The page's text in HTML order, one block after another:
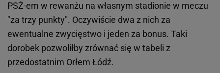
PSŻ-em w rewanżu na własnym stadionie w meczu
"za trzy punkty". Oczywiście dwa z nich za
ewentualne zwycięstwo i jeden za bonus. Taki
dorobek pozwoliłby zrównać się w tabeli z
przedostatnim Orłem Łódź.